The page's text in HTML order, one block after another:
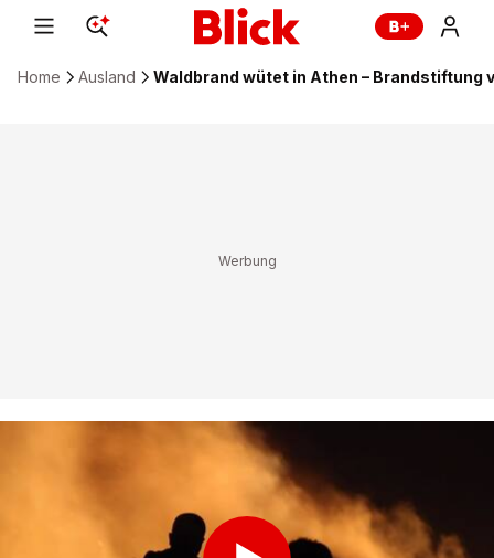
Home Ausland Waldbrand wütet in Athen – Brandstiftung